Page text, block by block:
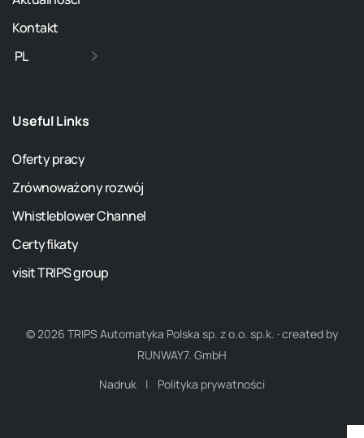
Kontakt
PL
Useful Links
Oferty pracy
Zrównoważony rozwój
Whistleblower Channel
Certyfikaty
visit TRIPS group
© 2026 TRIPS Automatyka Polska sp. z o.o. sp.k. · created by
RUNWAY7. GmbH
Nadruk
Polityka prywatności